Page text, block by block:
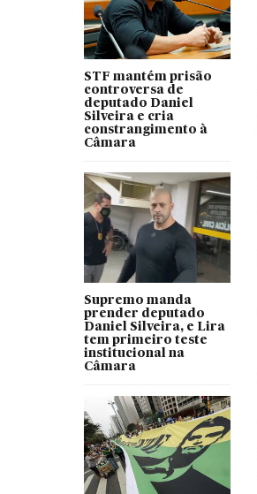
STF mantém prisão
controversa de
deputado Daniel
Silveira e cria
constrangimento à
Câmara
Supremo manda
prender deputado
Daniel Silveira, e Lira
tem primeiro teste
institucional na
Câmara